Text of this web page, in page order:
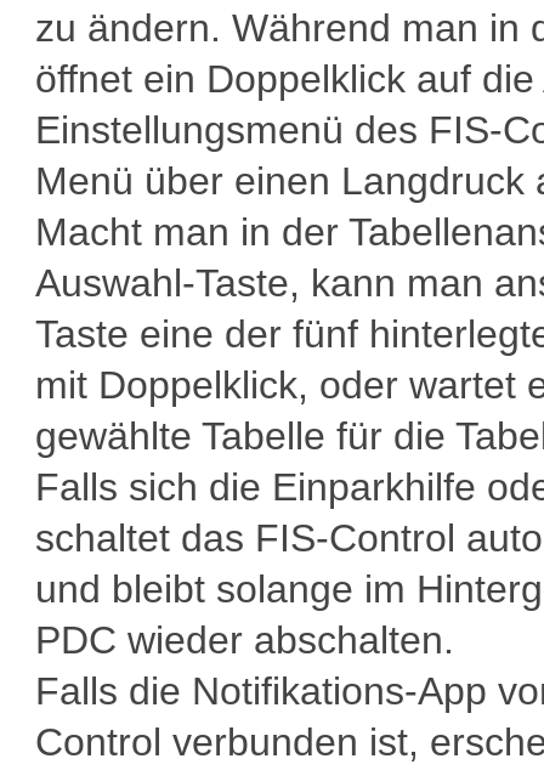
zu ändern. Während man in
öffnet ein Doppelklick auf
Einstellungsmenü des FIS-
Menü über einen Langdruck
Macht man in der
Auswahl-Taste, kann man
Taste eine der fünf
mit Doppelklick, oder wartet
gewählte Tabelle für die
Falls sich die Einparkhilfe
schaltet das FIS-Control
und bleibt solange im
PDC wieder abschalten.
Falls die Notifikations-App
Control verbunden ist,